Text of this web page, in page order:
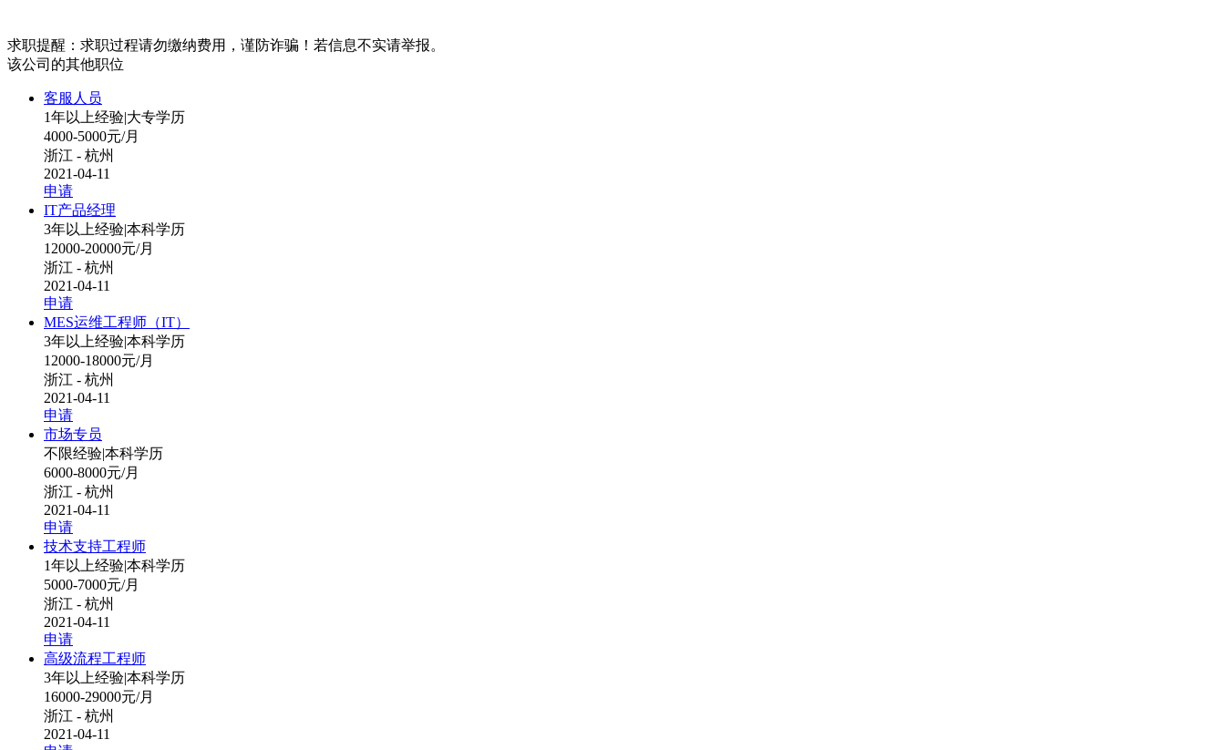
求职提醒：求职过程请勿缴纳费用，谨防诈骗！若信息不实请举报。
该公司的其他职位
客服人员
1年以上经验|大专学历
4000-5000元/月
浙江 - 杭州
2021-04-11
申请
IT产品经理
3年以上经验|本科学历
12000-20000元/月
浙江 - 杭州
2021-04-11
申请
MES运维工程师（IT）
3年以上经验|本科学历
12000-18000元/月
浙江 - 杭州
2021-04-11
申请
市场专员
不限经验|本科学历
6000-8000元/月
浙江 - 杭州
2021-04-11
申请
技术支持工程师
1年以上经验|本科学历
5000-7000元/月
浙江 - 杭州
2021-04-11
申请
高级流程工程师
3年以上经验|本科学历
16000-29000元/月
浙江 - 杭州
2021-04-11